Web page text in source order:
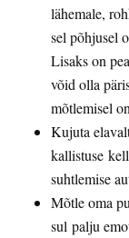
lähemale,
sel põhjusel
Lisaks on
võid olla
mõtlemisel
Kujuta
kallistuse
suhtlemise
Mõtle oma
sul palju